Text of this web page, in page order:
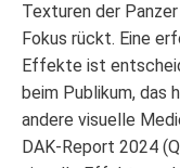
Texturen der
Fokus rückt. Eine
Effekte ist
beim Publikum, das
andere visuelle
DAK-Report 2024